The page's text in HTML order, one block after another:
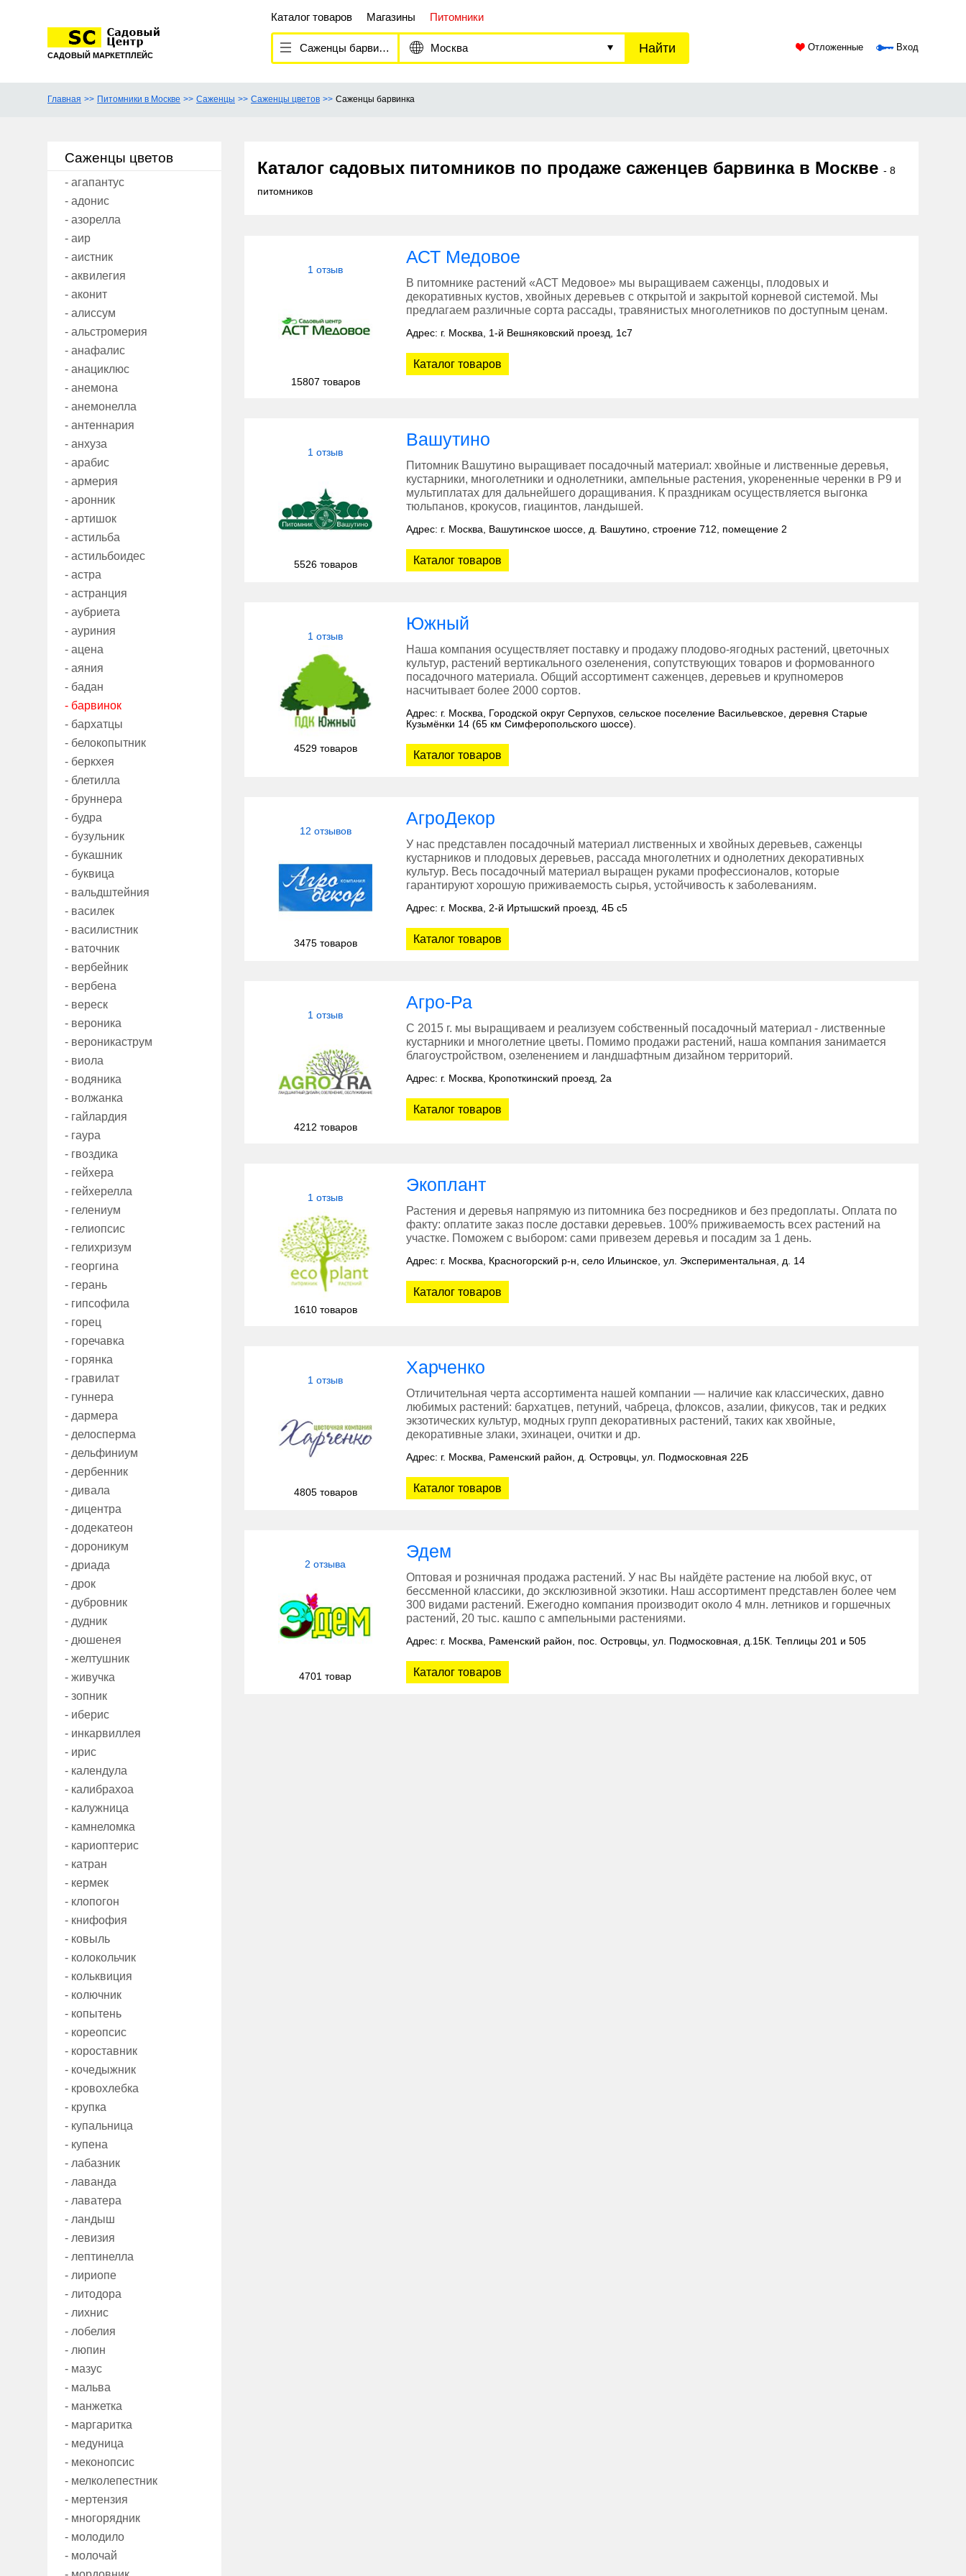
САДОВЫЙ МАРКЕТПЛЕЙС
Каталог товаров Магазины Питомники
Саженцы барвинка Москва Найти Отложенные Вход
Главная Питомники в Москве Саженцы Саженцы цветов Саженцы барвинка
Саженцы цветов
- агапантус
- адонис
- азорелла
- аир
- аистник
- аквилегия
- аконит
- алиссум
- альстромерия
- анафалис
- анациклюс
- анемона
- анемонелла
- антеннария
- анхуза
- арабис
- армерия
- аронник
- артишок
- астильба
- астильбоидес
- астра
- астранция
- аубриета
- ауриния
- ацена
- аяния
- бадан
- барвинок
- бархатцы
- белокопытник
- беркхея
- блетилла
- бруннера
- будра
- бузульник
- букашник
- буквица
- вальдштейния
- василек
- василистник
- ваточник
- вербейник
- вербена
- вереск
- вероника
- вероникаструм
- виола
- водяника
- волжанка
- гайлардия
- гаура
- гвоздика
- гейхера
- гейхерелла
- гелениум
- гелиопсис
- гелихризум
- георгина
- герань
- гипсофила
- горец
- горечавка
- горянка
- гравилат
- гуннера
- дармера
- делосперма
- дельфиниум
- дербенник
- дивала
- дицентра
- додекатеон
- дороникум
- дриада
- дрок
- дубровник
- дудник
- дюшенея
- желтушник
- живучка
- зопник
- иберис
- инкарвиллея
- ирис
- календула
- калибрахоа
- калужница
- камнеломка
- кариоптерис
- катран
- кермек
- клопогон
- книфофия
- ковыль
- колокольчик
- кольквиция
- колючник
- копытень
- кореопсис
- короставник
- кочедыжник
- кровохлебка
- крупка
- купальница
- купена
- лабазник
- лаванда
- лаватера
- ландыш
- левизия
- лептинелла
- лириопе
- литодора
- лихнис
- лобелия
- люпин
- мазус
- мальва
- манжетка
- маргаритка
- медуница
- меконопсис
- мелколепестник
- мертензия
- многорядник
- молодило
- молочай
Каталог садовых питомников по продаже саженцев барвинка в Москве - 8
питомников
1 отзыв
15807 товаров
АСТ Медовое
В питомнике растений «АСТ Медовое» мы выращиваем саженцы, плодовых и
декоративных кустов, хвойных деревьев с открытой и закрытой корневой системой. Мы
предлагаем различные сорта рассады, травянистых многолетников по доступным ценам.
Адрес: г. Москва, 1-й Вешняковский проезд, 1с7
Каталог товаров
1 отзыв
5526 товаров
Вашутино
Питомник Вашутино выращивает посадочный материал: хвойные и лиственные деревья,
кустарники, многолетники и однолетники, ампельные растения, укорененные черенки в Р9 и
мультиплатах для дальнейшего доращивания. К праздникам осуществляется выгонка
тюльпанов, крокусов, гиацинтов, ландышей.
Адрес: г. Москва, Вашутинское шоссе, д. Вашутино, строение 712, помещение 2
Каталог товаров
1 отзыв
4529 товаров
Южный
Наша компания осуществляет поставку и продажу плодово-ягодных растений, цветочных
культур, растений вертикального озеленения, сопутствующих товаров и формованного
посадочного материала. Общий ассортимент саженцев, деревьев и крупномеров
насчитывает более 2000 сортов.
Адрес: г. Москва, Городской округ Серпухов, сельское поселение Васильевское, деревня Старые
Кузьмёнки 14 (65 км Симферопольского шоссе).
Каталог товаров
12 отзывов
3475 товаров
АгроДекор
У нас представлен посадочный материал лиственных и хвойных деревьев, саженцы
кустарников и плодовых деревьев, рассада многолетних и однолетних декоративных
культур. Весь посадочный материал выращен руками профессионалов, которые
гарантируют хорошую приживаемость сырья, устойчивость к заболеваниям.
Адрес: г. Москва, 2-й Иртышский проезд, 4Б с5
Каталог товаров
1 отзыв
4212 товаров
Агро-Ра
С 2015 г. мы выращиваем и реализуем собственный посадочный материал - лиственные
кустарники и многолетние цветы. Помимо продажи растений, наша компания занимается
благоустройством, озеленением и ландшафтным дизайном территорий.
Адрес: г. Москва, Кропоткинский проезд, 2а
Каталог товаров
1 отзыв
1610 товаров
Экоплант
Растения и деревья напрямую из питомника без посредников и без предоплаты. Оплата по
факту: оплатите заказ после доставки деревьев. 100% приживаемость всех растений на
участке. Поможем с выбором: сами привезем деревья и посадим за 1 день.
Адрес: г. Москва, Красногорский р-н, село Ильинское, ул. Экспериментальная, д. 14
Каталог товаров
1 отзыв
4805 товаров
Харченко
Отличительная черта ассортимента нашей компании — наличие как классических, давно
любимых растений: бархатцев, петуний, чабреца, флоксов, азалии, фикусов, так и редких
экзотических культур, модных групп декоративных растений, таких как хвойные,
декоративные злаки, эхинацеи, очитки и др.
Адрес: г. Москва, Раменский район, д. Островцы, ул. Подмосковная 22Б
Каталог товаров
2 отзыва
4701 товар
Эдем
Оптовая и розничная продажа растений. У нас Вы найдёте растение на любой вкус, от
бессменной классики, до эксклюзивной экзотики. Наш ассортимент представлен более чем
300 видами растений. Ежегодно компания производит около 4 млн. летников и горшечных
растений, 20 тыс. кашпо с ампельными растениями.
Адрес: г. Москва, Раменский район, пос. Островцы, ул. Подмосковная, д.15К. Теплицы 201 и 505
Каталог товаров